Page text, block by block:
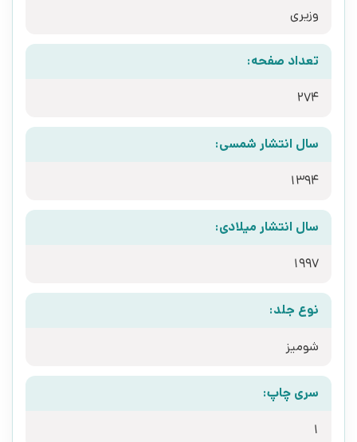
وزیری
تعداد صفحه:
274
سال انتشار شمسی:
1394
سال انتشار میلادی:
1997
نوع جلد:
شومیز
سری چاپ:
1